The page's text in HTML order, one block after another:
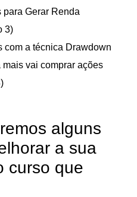
para Gerar Renda
3)
com a técnica Drawdown
vai comprar ações
alguns
a sua
curso que